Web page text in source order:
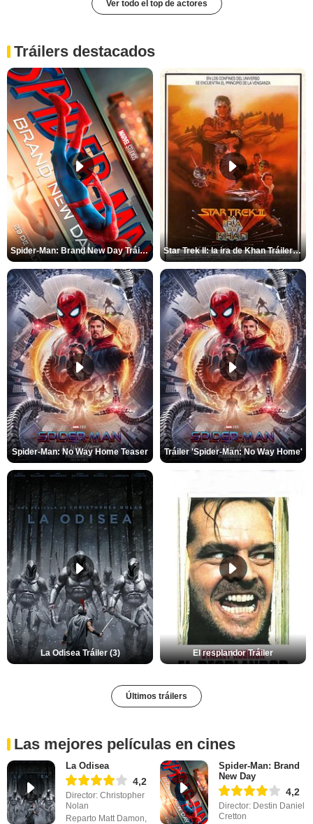
Ver todo el top de actores
Tráilers destacados
Spider-Man: Brand New Day Tráiler (3) Star Trek II: la ira de Khan Tráiler VO
Spider-Man: No Way Home Teaser Tráiler 'Spider-Man: No Way Home'
La Odisea Tráiler (3) El resplandor Tráiler
Últimos tráilers
Las mejores películas en cines
La Odisea
4,2
Director: Christopher
Nolan
Reparto Matt Damon,
Spider-Man: Brand
New Day
4,2
Director: Destin Daniel
Cretton